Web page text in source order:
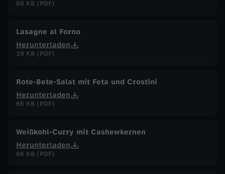
68 KB (PDF)
Lasagne al Forno
Herunterladen
19 KB (PDF)
Rote-Bete-Salat mit Feta und Crostini
Herunterladen
66 KB (PDF)
Weißkohl-Curry mit Cashewkernen
Herunterladen
66 KB (PDF)